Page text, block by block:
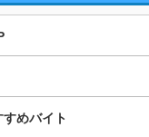
めバイト